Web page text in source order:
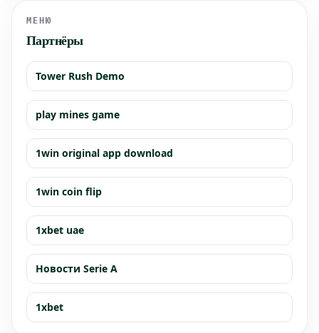
МЕНЮ
Партнёры
Tower Rush Demo
play mines game
1win original app download
1win coin flip
1xbet uae
Новости Serie A
1xbet